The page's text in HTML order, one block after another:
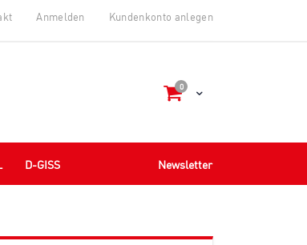
Anmelden Kundenkonto anlegen
Cart
0Artikel
D-GISS Newsletter